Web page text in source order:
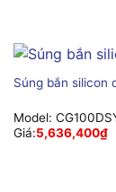
Súng bắn silicon
Model:
Giá:5,636,400₫